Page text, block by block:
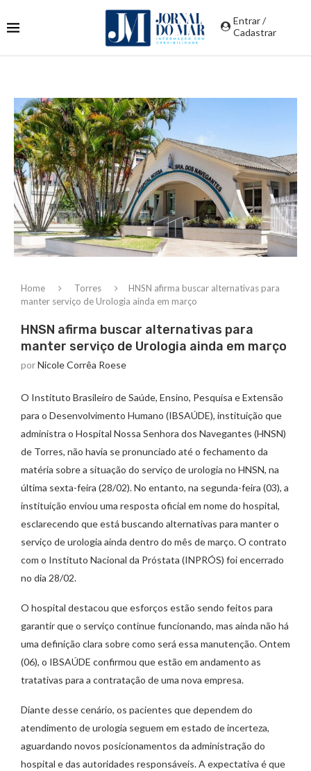
Entrar /
Cadastrar
Home Torres
HNSN afirma buscar alternativas para
manter serviço de Urologia ainda em março
HNSN afirma buscar alternativas para
manter serviço de Urologia ainda em março
porNicole Corrêa Roese
O Instituto Brasileiro de Saúde, Ensino, Pesquisa e Extensão
para o Desenvolvimento Humano (IBSAÚDE), instituição que
administra o Hospital Nossa Senhora dos Navegantes (HNSN)
de Torres, não havia se pronunciado até o fechamento da
matéria sobre a situação do serviço de urologia no HNSN, na
última sexta-feira (28/02). No entanto, na segunda-feira (03), a
instituição enviou uma resposta oficial em nome do hospital,
esclarecendo que está buscando alternativas para manter o
serviço de urologia ainda dentro do mês de março. O contrato
com o Instituto Nacional da Próstata (INPRÓS) foi encerrado
no dia 28/02.
O hospital destacou que esforços estão sendo feitos para
garantir que o serviço continue funcionando, mas ainda não há
uma definição clara sobre como será essa manutenção. Ontem
(06), o IBSAÚDE confirmou que estão em andamento as
tratativas para a contratação de uma nova empresa.
Diante desse cenário, os pacientes que dependem do
atendimento de urologia seguem em estado de incerteza,
aguardando novos posicionamentos da administração do
hospital e das autoridades responsáveis. A expectativa é que